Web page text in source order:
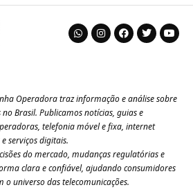
Operadora traz informação e análise sobre
Brasil. Publicamos notícias, guias e
telefonia móvel e fixa, internet
serviços digitais.
do mercado, mudanças regulatórias e
clara e confiável, ajudando consumidores
o universo das telecomunicações.